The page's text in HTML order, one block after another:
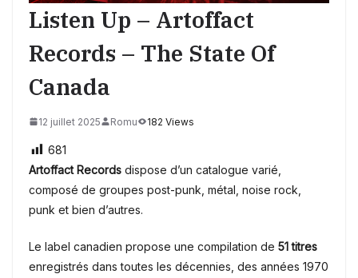
Listen Up – Artoffact
Records – The State Of
Canada
12 juillet 2025 Romu 182 Views
681
Artoffact Records dispose d’un catalogue varié,
composé de groupes post-punk, métal, noise rock,
punk et bien d’autres.
Le label canadien propose une compilation de 51 titres
enregistrés dans toutes les décennies, des années 1970